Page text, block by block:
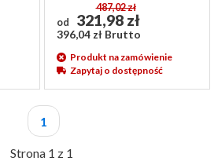
od
487,02 zł
321,98 zł
396,04 zł Brutto
Produkt na zamówienie
Zapytaj o dostępność
Strona 1 z 1
1